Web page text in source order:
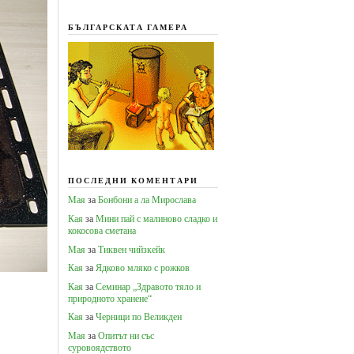
БЪЛГАРСКАТА ГАМЕРА
ПОСЛЕДНИ КОМЕНТАРИ
Мая за Бонбони а ла Мирослава
Кая за Мини пай с малиново сладко и
кокосова сметана
Мая за Тиквен чийзкейк
Кая за Ядково мляко с рожков
Кая за Семинар „Здравото тяло и
природното хранене“
Кая за Черници по Великден
Мая за Опитът ни със
суровоядството